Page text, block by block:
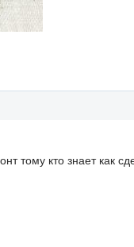
тому кто знает как